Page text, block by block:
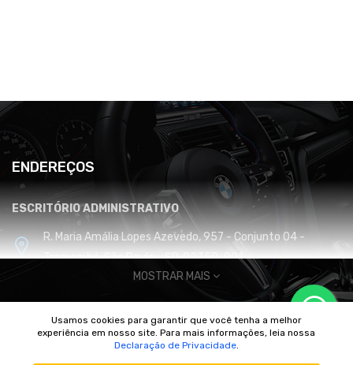
ENDEREÇOS
ESCRITÓRIO ADMINISTRATIVO
R. Maria Amália Lopes Azevedo, 957 - Conjunto 04 -
Tremembé, São Paulo - SP, 02350-001
CENTRO DE DISTRIBUIÇÃO E LOGÍSTICA
Cabreúva / SP
MOSTRAR MAIS
© 2010/2025 Imperador Motores |DhiWeb Desenvolvimento de
Usamos cookies para garantir que você tenha a melhor
experiência em nosso site. Para mais informações, leia nossa
Declaração de Privacidade.